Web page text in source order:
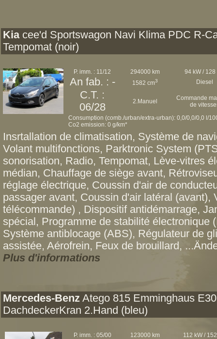
Kiacee'd Sportswagon Navi Klima PDC R-
Tempomat (noir)
P. imm. : 11/12 294000 km 94 kW / 128
An fab. : - 1582 cm3 Diesel
C.T. :
06/28
2.Manuel
Commande
de
Consumption (comb./urban/extra-urban): 0,0/0,0/0,0 l/
Co2 emission: 0 g/km*
Insrtallation de climatisation, Système de
Volant multifonctions, Parktronic System
sonorisation, Radio, Tempomat, Lève-vitres
médian, Chauffage de siège avant,
réglage électrique, Coussin d'air de
passager avant, Coussin d'air latéral (avant),
télécommande) , Dispositif antidémarrage,
spécial, Programme de stabilité électronique
Système antiblocage (ABS), Régulateur de
assistée, Aérofrein, Feux de brouillard,
Plus d'informations
Mercedes-Benz Atego 815 Emminghaus E30
DachdeckerKran 2.Hand (bleu)
P. imm. : 05/00 123000 km 112 kW /